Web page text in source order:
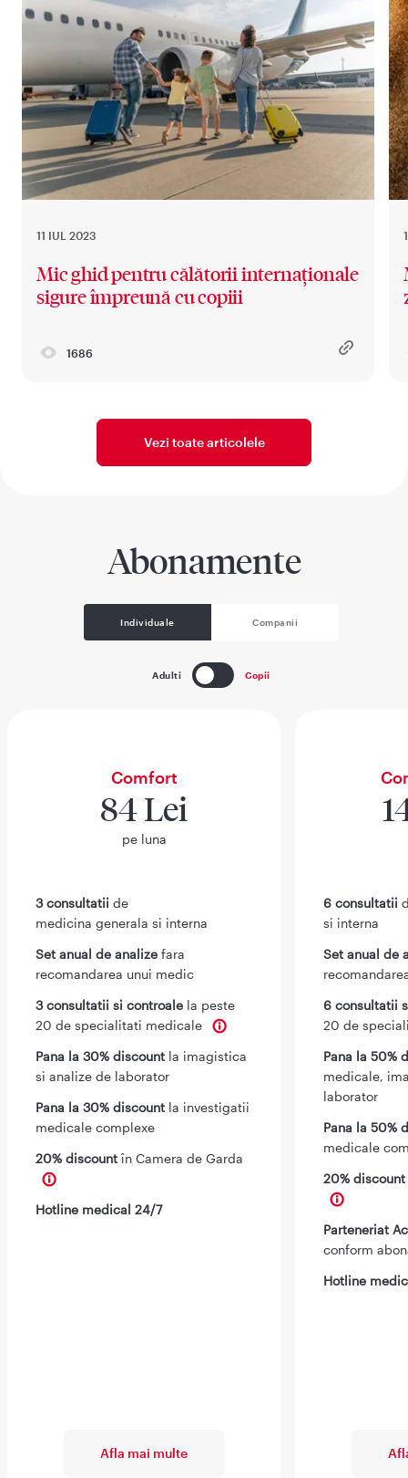
11 IUL 2023
Mic ghid pentru călătorii internaționale
sigure împreună cu copiii
1686
Vezi toate articolele
Abonamente
Individuale Companii
Adulti Copii
Comfort
84 Lei
pe luna
3 consultatii de
medicina generala si interna
Set anual de analize fara
recomandarea unui medic
3 consultatii si controale la peste
20 de specialitati medicale
Pana la 30% discount la imagistica
si analize de laborator
Pana la 30% discount la investigatii
medicale complexe
20% discount în Camera de Garda
Hotline medical 24/7
Afla mai multe
6 consultatii
si interna
Set anual de
6 consultatii
20 de
Pana la 50%
medicale,
laborator
Pana la 50%
medicale
20%
Parteneriat
conform
Hotline